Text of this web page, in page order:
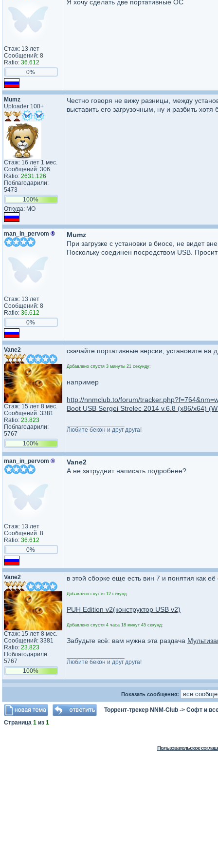
Стаж: 13 лет
Сообщений: 8
Ratio: 36.612
0%
Я хочу сделать две портативные ОС
Mumz
Uploader 100+
Стаж: 16 лет 1 мес.
Сообщений: 306
Ratio: 2631.126
Поблагодарили:
5473
100%
Откуда: MO
Честно говоря не вижу разницы, между
выставить его загрузочным, ну и разбить
man_in_pervom ®
Стаж: 13 лет
Сообщений: 8
Ratio: 36.612
0%
Mumz
При загрузке с установки в биосе, не видет
Поскольку соединен посредством USB.
Vane2
Стаж: 15 лет 8 мес.
Сообщений: 3381
Ratio: 23.823
Поблагодарили:
5767
100%
скачайте портативные версии, установите
Добавлено спустя 3 минуты 21 секунду:
например
http://nnmclub.to/forum/
Boot USB Sergei Strelec 2014 v.6.8 (x86/x64)
Любите бекон и друг друга!
man_in_pervom ®
Стаж: 13 лет
Сообщений: 8
Ratio: 36.612
0%
Vane2
А не затруднит написать подробнее?
Vane2
Стаж: 15 лет 8 мес.
Сообщений: 3381
Ratio: 23.823
Поблагодарили:
5767
100%
в этой сборке еще есть вин 7 и понятия как её
Добавлено спустя 12 секунд:
PUH Edition v2(конструктор USB v2)
Добавлено спустя 4 часа 18 минут 45 секунд:
Забудьте всё: вам нужна эта раздача
Любите бекон и друг друга!
Показать сообщения:
Торрент-трекер NNM-Club -> Софт и
Страница 1 из 1
Пользовательское